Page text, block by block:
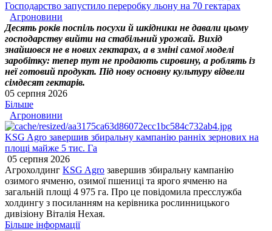
Господарство запустило переробку льону на 70 гектарах
Агроновини
Десять років поспіль посухи й шкідники не давали цьому
господарству вийти на стабільний урожай. Вихід
знайшовся не в нових гектарах, а в зміні самої моделі
заробітку: тепер тут не продають сировину, а роблять із
неї готовий продукт. Під нову основну культуру відвели
сімдесят гектарів.
05 серпня 2026
Більше
Агроновини
KSG Agro завершив збиральну кампанію ранніх зернових на
площі майже 5 тис. Га
05 серпня 2026
Агрохолдинг KSG Agro завершив збиральну кампанію
озимого ячменю, озимої пшениці та ярого ячменю на
загальній площі 4 975 га. Про це повідомила пресслужба
холдингу з посиланням на керівника рослинницького
дивізіону Віталія Нехая.
Більше інформації